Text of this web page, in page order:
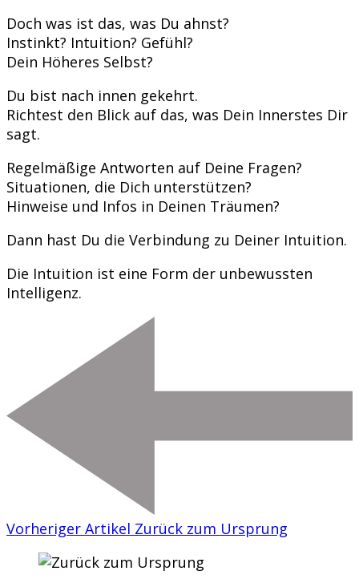
Doch was ist das, was Du ahnst?
Instinkt? Intuition? Gefühl?
Dein Höheres Selbst?
Du bist nach innen gekehrt.
Richtest den Blick auf das, was Dein Innerstes Dir
sagt.
Regelmäßige Antworten auf Deine Fragen?
Situationen, die Dich unterstützen?
Hinweise und Infos in Deinen Träumen?
Dann hast Du die Verbindung zu Deiner Intuition.
Die Intuition ist eine Form der unbewussten
Intelligenz.
Vorheriger Artikel Zurück zum Ursprung